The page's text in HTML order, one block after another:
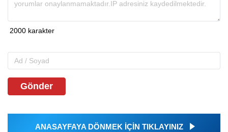
Gönder
ANASAYFAYA DÖNMEK İÇİN TIKLAYINIZ